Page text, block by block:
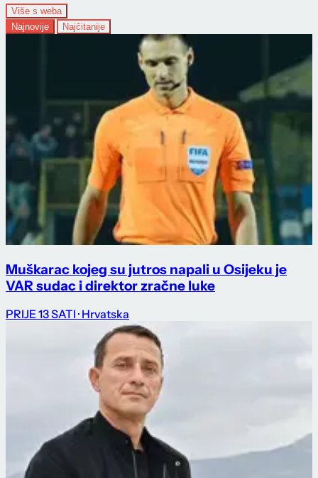
Više s weba
Najnovije
Najčitanije
Muškarac kojeg su jutros napali u Osijeku je
VAR sudac i direktor zračne luke
PRIJE 13 SATI · Hrvatska